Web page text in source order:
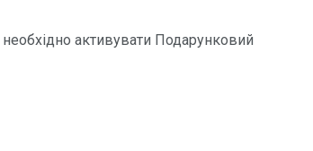
необхідно активувати Подарунковий